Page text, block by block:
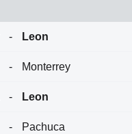
- Leon
- Monterrey
- Leon
- Pachuca